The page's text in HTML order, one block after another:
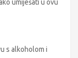
umiješati u ovu
s alkoholom i